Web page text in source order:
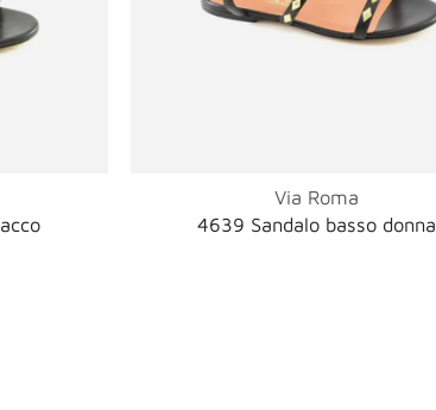
Via Roma
4639 Sandalo basso donna